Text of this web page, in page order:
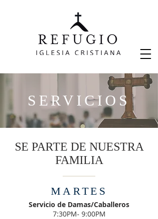
SERVICIOS
SE PARTE DE NUESTRA
FAMILIA
MARTES
Servicio de Damas/Caballeros
7:30PM- 9:00PM